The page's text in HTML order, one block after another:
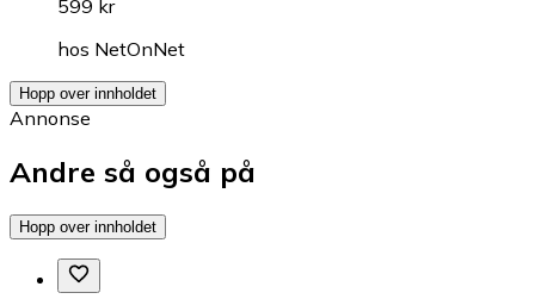
599 kr
hos NetOnNet
Hopp over innholdet
Annonse
Andre så også på
Hopp over innholdet